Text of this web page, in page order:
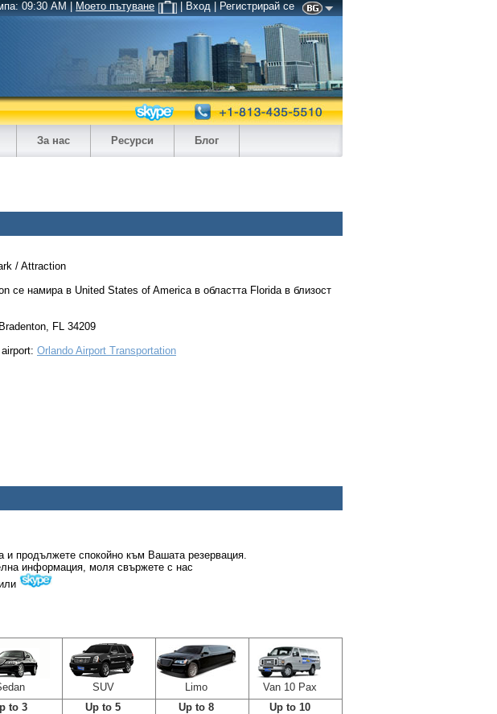
09:30 AM|Моето пътуване | Вход | Регистрирай се
За нас Ресурси Блог
/ Attraction
се намира в United States of America в областта Florida в близост
FL 34209
Orlando Airport Transportation
и продължете спокойно към Вашата резервация.
информация, моля свържете с нас
SUV Limo
Van 10 Pax
to 3
Up to 5
Up to 8
Up to 10